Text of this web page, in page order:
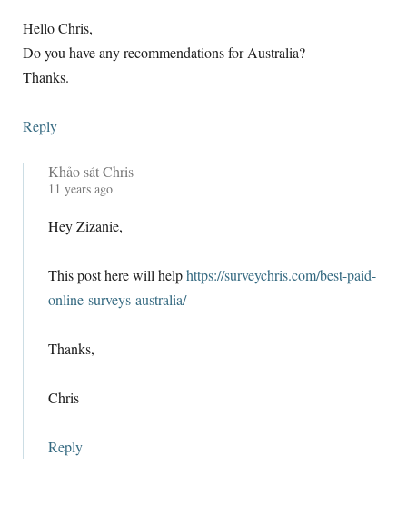
Hello Chris,
Do you have any recommendations for Australia?
Thanks.
Reply
Khảo sát Chris
11 years ago
Hey Zizanie,
This post here will helphttps://surveychris.com/best-paid-
online-surveys-australia/
Thanks,
Chris
Reply